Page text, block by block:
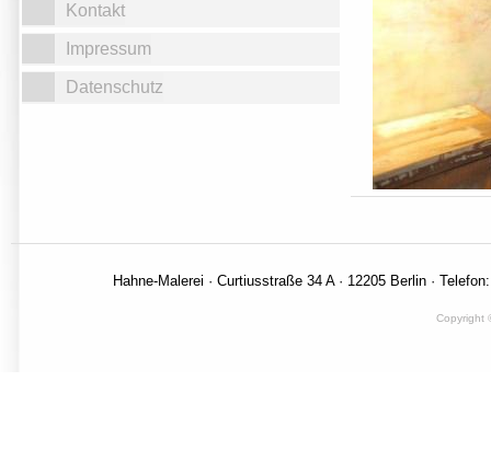
Kontakt
Impressum
Datenschutz
Hahne-Malerei · Curtiusstraße 34 A · 12205 Berlin ·
Copyright